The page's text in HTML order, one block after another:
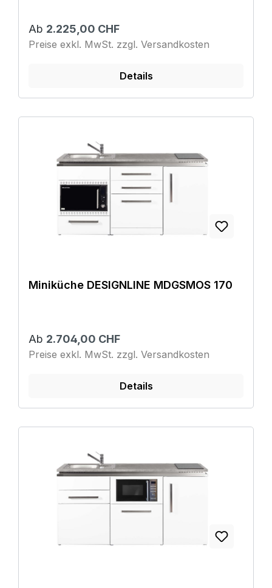
Ab 2.225,00 CHF
Preise exkl. MwSt. zzgl. Versandkosten
Details
Miniküche DESIGNLINE MDGSMOS 170
Ab 2.704,00 CHF
Preise exkl. MwSt. zzgl. Versandkosten
Details